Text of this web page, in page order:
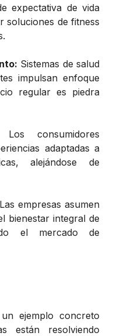
expectativa de vida
soluciones de fitness
Sistemas de salud
impulsan enfoque
regular es piedra
Los consumidores
adaptadas a
alejándose de
Las empresas asumen
bienestar integral de
el mercado de
un ejemplo concreto
están resolviendo